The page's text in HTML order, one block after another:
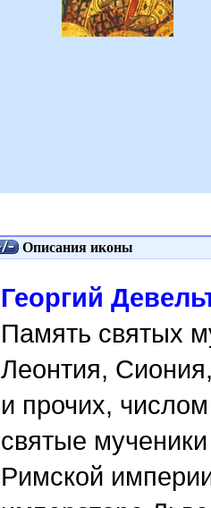
Описания иконы
Георгий
Память святых
Леонтия,
и прочих,
святые
Римской